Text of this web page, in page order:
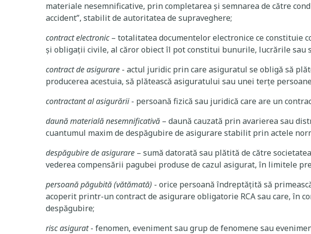
materiale nesemnificative, prin completarea şi semnarea de către
accident”, stabilit de autoritatea de supraveghere;
contract electronic– totalitatea documentelor electronice ce constituie
şi obligaţii civile, al căror obiect îl pot constitui bunurile, lucrările sau
contract de asigurare - actul juridic prin care asiguratul se obligă să
producerea acestuia, să plătească asiguratului sau unei terţe
contractant al asigurării- persoană fizică sau juridică care are un
daună materială nesemnificativă – daună cauzată prin avarierea sau
cuantumul maxim de despăgubire de asigurare stabilit prin actele
despăgubire de asigurare – sumă datorată sau plătită de către
vederea compensării pagubei produse de cazul asigurat, în limitele
persoană păgubită (vătămată) - orice persoană îndreptăţită să
acoperit printr-un contract de asigurare obligatorie RCA sau care, în
despăgubire;
risc asigurat- fenomen, eveniment sau grup de fenomene sau